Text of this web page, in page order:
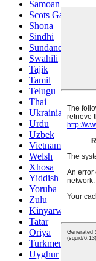
Samoan
Scots Gaelic
Shona
Sindhi
Sundanese
Swahili
Tajik
Tamil
Telugu
Thai
Ukrainian
Urdu
Uzbek
Vietnamese
Welsh
Xhosa
Yiddish
Yoruba
Zulu
Kinyarwanda
Tatar
Oriya
Turkmen
Uyghur